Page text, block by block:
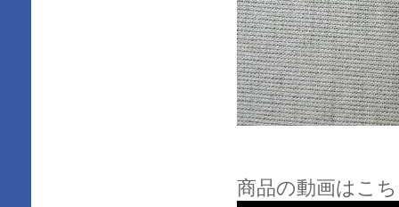
商品の動画はこ